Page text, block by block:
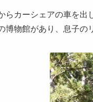
らカーシェアの車を出
博物館があり、息子の